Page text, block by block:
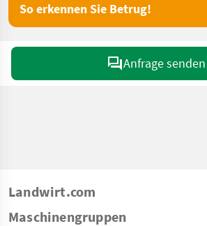
So erkennen Sie Betrug!
Anfrage senden
Landwirt.com
Maschinengruppen